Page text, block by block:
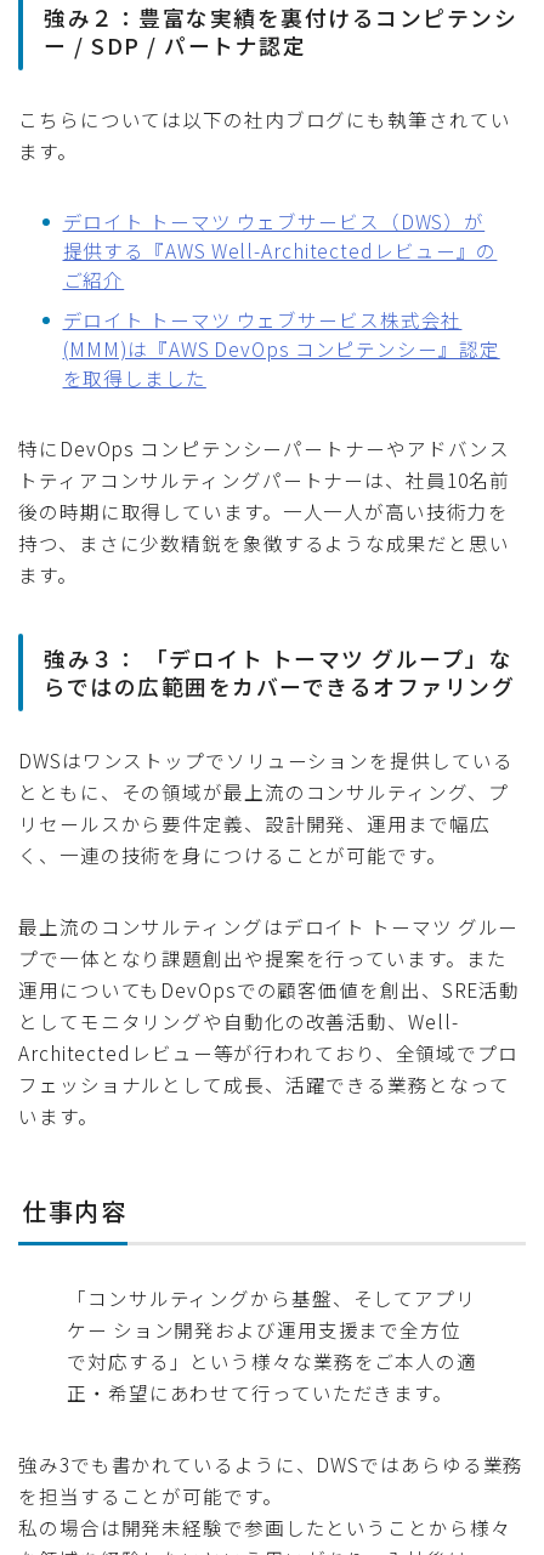
強み２：豊富な実績を裏付けるコンピテンシ
ー / SDP / パートナ認定
こちらについては以下の社内ブログにも執筆されてい
ます。
デロイト トーマツ ウェブサービス（DWS）が
提供する『AWS Well-Architectedレビュー』の
ご紹介
デロイト トーマツ ウェブサービス株式会社
(MMM)は『AWS DevOps コンピテンシー』認定
を取得しました
特にDevOps コンピテンシーパートナーやアドバンス
トティアコンサルティングパートナーは、社員10名前
後の時期に取得しています。一人一人が高い技術力を
持つ、まさに少数精鋭を象徴するような成果だと思い
ます。
強み３： 「デロイト トーマツ グループ」な
らではの広範囲をカバーできるオファリング
DWSはワンストップでソリューションを提供している
とともに、その領域が最上流のコンサルティング、プ
リセールスから要件定義、設計開発、運用まで幅広
く、一連の技術を身につけることが可能です。
最上流のコンサルティングはデロイト トーマツ グルー
プで一体となり課題創出や提案を行っています。また
運用についてもDevOpsでの顧客価値を創出、SRE活動
としてモニタリングや自動化の改善活動、Well-
Architectedレビュー等が行われており、全領域でプロ
フェッショナルとして成長、活躍できる業務となって
います。
仕事内容
「コンサルティングから基盤、そしてアプリ
ケー ション開発および運用支援まで全方位
で対応する」という様々な業務をご本人の適
正・希望にあわせて行っていただきます。
強み3でも書かれているように、DWSではあらゆる業務
を担当することが可能です。
私の場合は開発未経験で参画したということから様々